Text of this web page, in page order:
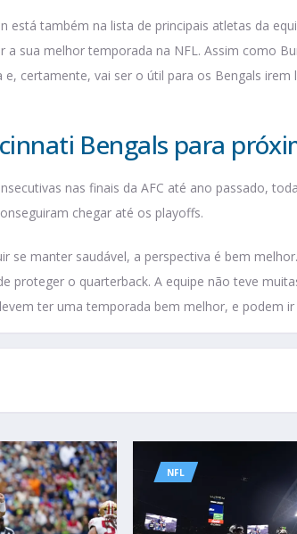
está também na lista de principais atletas da
a sua melhor temporada na NFL. Assim como
certamente, vai ser o útil para os Bengals irem
Bengals para
nas finais da AFC até ano passado,
chegar até os playoffs.
se manter saudável, a perspectiva é bem
proteger o quarterback. A equipe não teve
ter uma temporada bem melhor, e podem ir
NFL